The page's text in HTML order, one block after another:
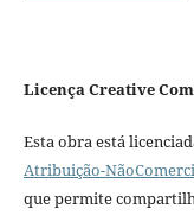
Licença Creative
Esta obra está
Atribuição-
que permite